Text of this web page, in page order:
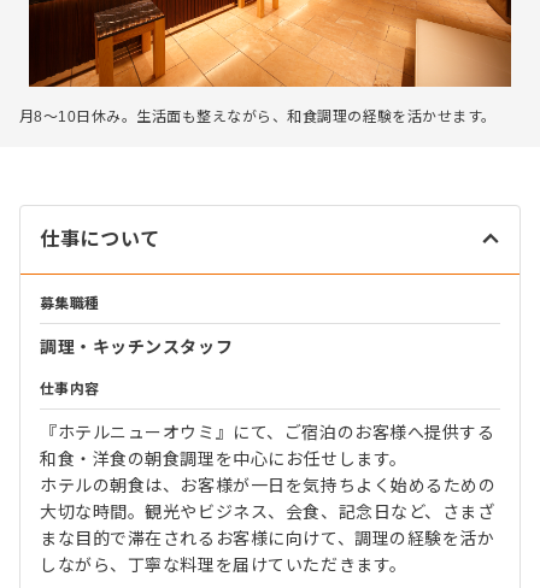
月8～10日休み。生活面も整えながら、和食調理の経験を活かせます。
仕事について
募集職種
調理・キッチンスタッフ
仕事内容
『ホテルニューオウミ』にて、ご宿泊のお客様へ提供する
和食・洋食の朝食調理を中心にお任せします。
ホテルの朝食は、お客様が一日を気持ちよく始めるための
大切な時間。観光やビジネス、会食、記念日など、さまざ
まな目的で滞在されるお客様に向けて、調理の経験を活か
しながら、丁寧な料理を届けていただきます。